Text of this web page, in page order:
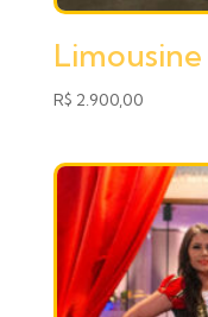
Limousine
R$ 2.900,00